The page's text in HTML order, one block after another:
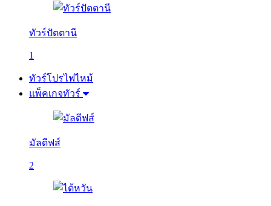
ทัวร์ปัตตานี
1
ทัวร์โปรไฟไหม้
แพ็คเกจทัวร์
มัลดีฟส์
2